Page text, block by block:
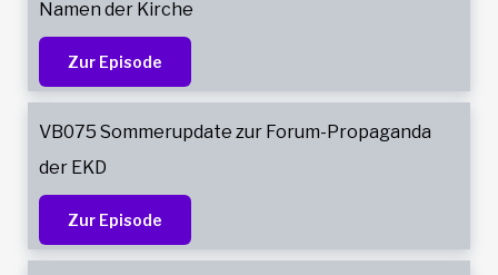
Namen der Kirche
Zur Episode
VB075 Sommerupdate zur Forum-Propaganda
der EKD
Zur Episode